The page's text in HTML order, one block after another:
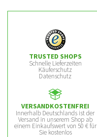
TRUSTED SHOPS
Schnelle Lieferzeiten
Käuferschutz
Datenschutz
VERSANDKOSTENFREI
Innerhalb Deutschlands ist der
Versand in unserem Shop ab
einem Einkaufswert von 50 € für
Sie kostenlos